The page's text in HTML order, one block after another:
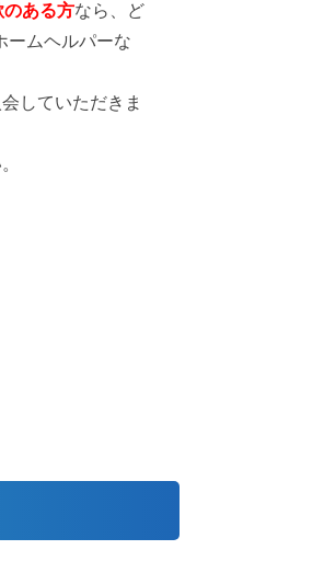
のある方なら、ど
ームヘルパーな
していただきま